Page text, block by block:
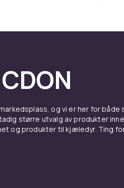
tilbehør
vise din
og vi er her for
større utvalg av produkter
og produkter til kjæledyr. Ting